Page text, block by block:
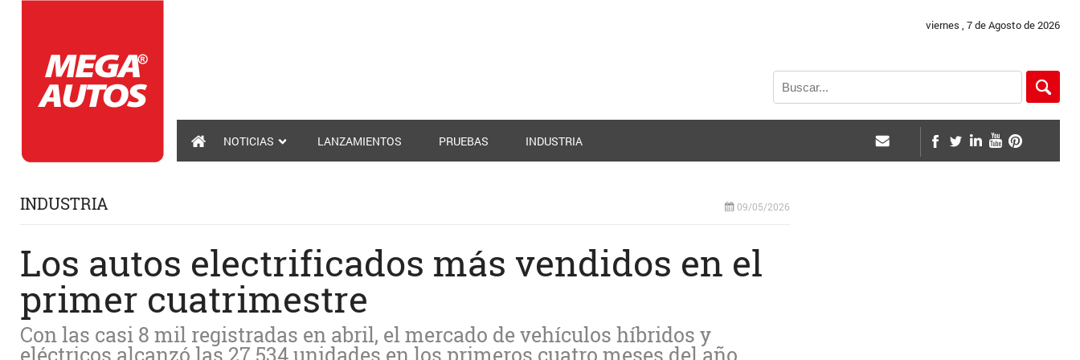
viernes , 7 de Agosto de 2026
NOTICIAS LANZAMIENTOS PRUEBAS INDUSTRIA
INDUSTRIA 09/05/2026
Los autos electrificados más vendidos en el
primer cuatrimestre
Con las casi 8 mil registradas en abril, el mercado de vehículos híbridos y